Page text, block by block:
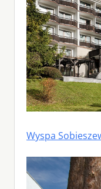
Wyspa